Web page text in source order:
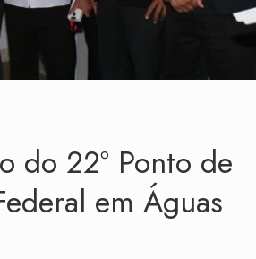
do 22º Ponto de
em Águas